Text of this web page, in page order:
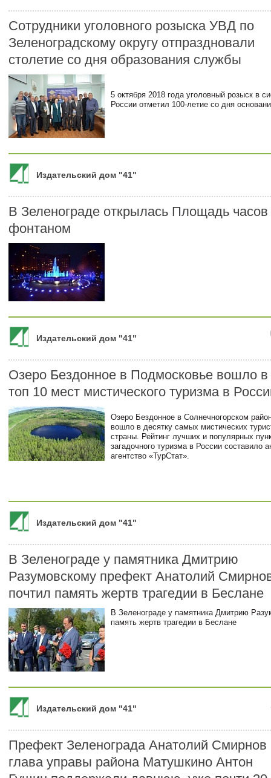
Сотрудники уголовного розыска УВД по
Зеленоградскому округу отпраздновали
столетие со дня образования службы
5 октября 2018 года уголовный розыск в
России отметил 100-летие со дня
Издательский дом "41"
В Зеленограде открылась Площадь часов
фонтаном
Издательский дом "41"
Озеро Бездонное в Подмосковье вошло в
топ 10 мест мистического туризма в
Озеро Бездонное в Солнечногорском
вошло в десятку самых мистических
страны. Рейтинг лучших и популярных
загадочного туризма в России составило
агентство «ТурСтат».
Издательский дом "41"
В Зеленограде у памятника Дмитрию
Разумовскому префект Анатолий
почтил память жертв трагедии в Беслане
В Зеленограде у памятника Дмитрию
память жертв трагедии в Беслане
Издательский дом "41"
Префект Зеленограда Анатолий Смирнов
глава управы района Матушкино Антон